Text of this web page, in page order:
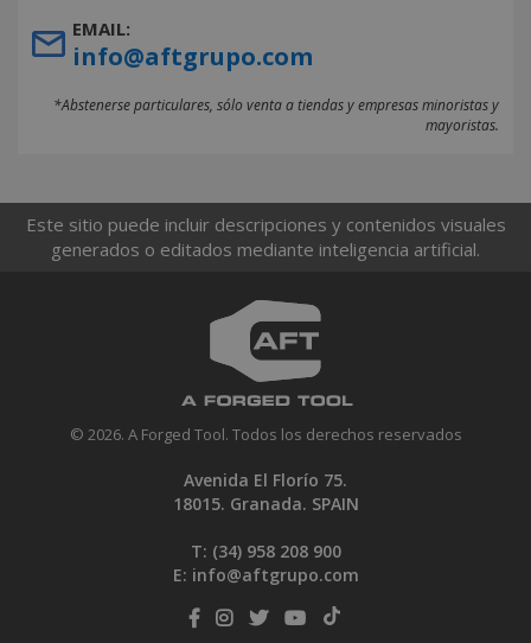
EMAIL:
info@aftgrupo.com
*Abstenerse particulares, sólo venta a tiendas y empresas minoristas y
mayoristas.
Este sitio puede incluir descripciones y contenidos visuales
generados o editados mediante inteligencia artificial.
© 2026. A Forged Tool. Todos los derechos reservados
Avenida El Florío 75.
18015. Granada. SPAIN
T: (34) 958 208 900
E: info@aftgrupo.com